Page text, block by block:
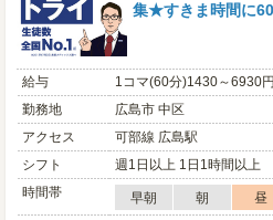
集★すきま時間に
給与
1コマ(60分)1430～6930円
勤務地
広島市 中区
アクセス
可部線 広島駅
シフト
週1日以上 1日1時間以上
時間帯
早朝 朝 昼